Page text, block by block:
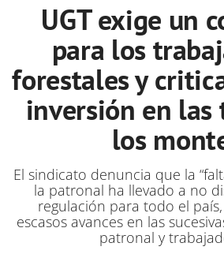
UGT exige un
para los
forestales y
inversión en las
los
El sindicato denuncia que la
la patronal ha llevado a no
regulación para todo el
escasos avances en las
patronal y